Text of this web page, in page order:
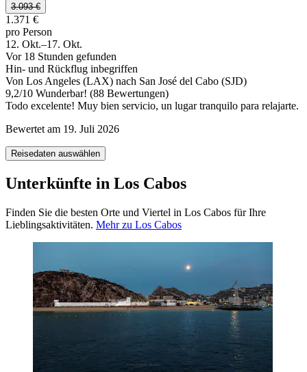
3.093 €
1.371 €
pro Person
12. Okt.–17. Okt.
Vor 18 Stunden gefunden
Hin- und Rückflug inbegriffen
Von Los Angeles (LAX) nach San José del Cabo (SJD)
9,2/10 Wunderbar! (88 Bewertungen)
Todo excelente! Muy bien servicio, un lugar tranquilo para relajarte.
Bewertet am 19. Juli 2026
Reisedaten auswählen
Unterkünfte in Los Cabos
Finden Sie die besten Orte und Viertel in Los Cabos für Ihre
Lieblingsaktivitäten. Mehr zu Los Cabos